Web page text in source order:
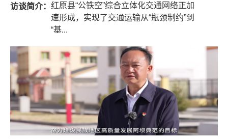
访谈简介： 红原县“公铁空”综合立体化交通网络正加
速形成，实现了交通运输从“瓶颈制约”到
“基...